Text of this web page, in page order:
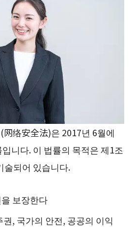
络安全法)은 2017년 6월에
니다. 이 법률의 목적은 제1조
술되어 있습니다.
보장한다
, 국가의 안전, 공공의 이익